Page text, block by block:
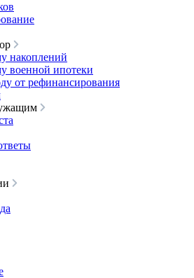
накоплений
военной ипотеки
от рефинансирования